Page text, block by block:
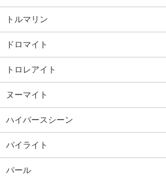
トルマリン
ドロマイト
トロレアイト
ヌーマイト
ハイパースシーン
パイライト
パール